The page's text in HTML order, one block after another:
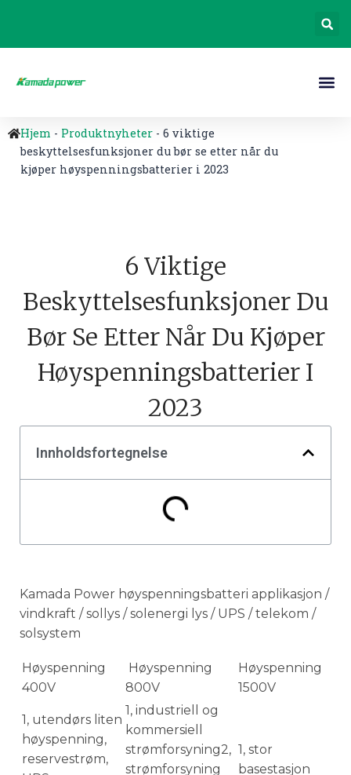
Hjem - Produktnyheter - 6 viktige
beskyttelsesfunksjoner du bør se etter når du
kjøper høyspenningsbatterier i 2023
6 Viktige
Beskyttelsesfunksjoner Du
Bør Se Etter Når Du Kjøper
Høyspenningsbatterier I
2023
Innholdsfortegnelse
Kamada Power høyspenningsbatteri applikasjon /
vindkraft / sollys / solenergi lys / UPS / telekom /
solsystem
Høyspenning
400V
Høyspenning
800V
Høyspenning
1500V
1, utendørs liten
høyspenning,
reservestrøm,
1, industriell og
kommersiell
strømforsyning2,
strømforsyning
1, stor
basestasjon